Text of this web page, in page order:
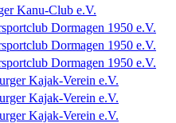
Kanu-Club e.V.
Dormagen 1950 e.V.
Dormagen 1950 e.V.
Dormagen 1950 e.V.
Kajak-Verein e.V.
Kajak-Verein e.V.
Kajak-Verein e.V.